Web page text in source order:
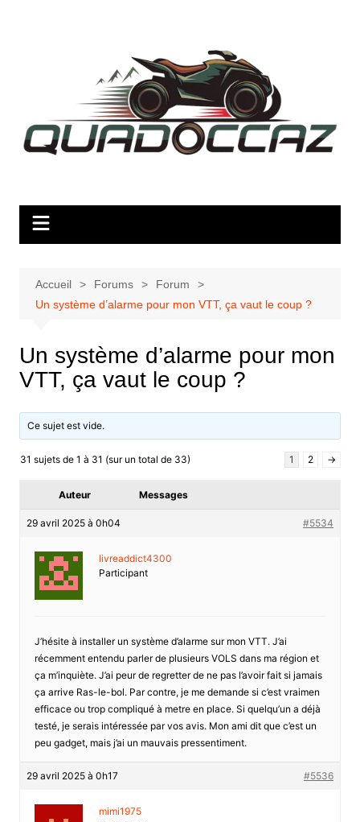
Accueil Forums
Forum
Un système d’alarme pour mon VTT, ça vaut le coup ?
Un système d’alarme pour mon
VTT, ça vaut le coup ?
Ce sujet est vide.
31 sujets de 1 à 31 (sur un total de 33) 1 2 →
Auteur Messages
29 avril 2025 à 0h04 #5534
livreaddict4300
Participant
J’hésite à installer un système d’alarme sur mon VTT. J’ai
récemment entendu parler de plusieurs VOLS dans ma région et
ça m’inquiète. J’ai peur de regretter de ne pas l’avoir fait si jamais
ça arrive Ras-le-bol. Par contre, je me demande si c’est vraimen
efficace ou trop compliqué à metre en place. Si quelqu’un a déjà
testé, je serais intéressée par vos avis. Mon ami dit que c’est un
peu gadget, mais j’ai un mauvais pressentiment.
29 avril 2025 à 0h17 #5536
mimi1975